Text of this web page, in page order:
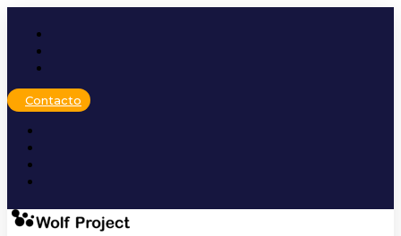
contenido
Contacto